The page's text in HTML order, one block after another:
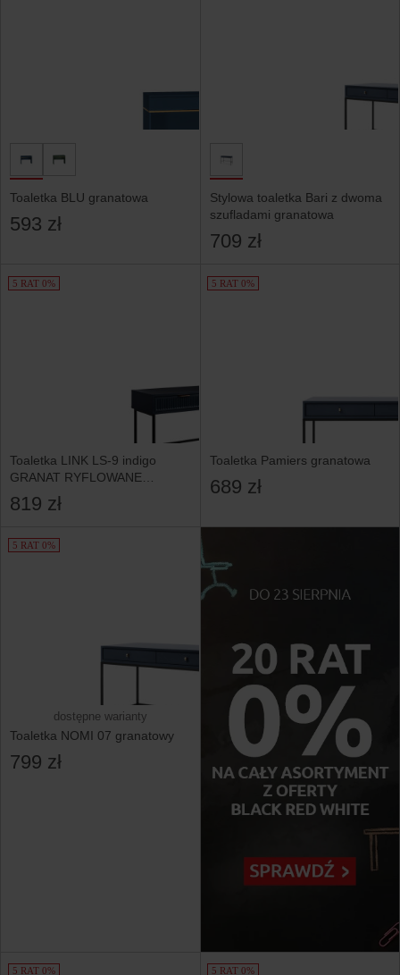
Toaletka BLU granatowa
593 zł
Stylowa toaletka Bari z dwoma
szufladami granatowa
709 zł
5 RAT 0%
Toaletka LINK LS-9 indigo
GRANAT RYFLOWANE
FRONTY
819 zł
5 RAT 0%
Toaletka Pamiers granatowa
689 zł
5 RAT 0%
dostępne warianty
Toaletka NOMI 07 granatowy
799 zł
5 RAT 0% 5 RAT 0%